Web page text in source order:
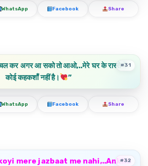
WhatsApp Facebook Share
चल कर अगर आ सको तो आओ,..मेरे घर के रास्ते में
कोई कहकशाँ नहीं है।
”
#31
WhatsApp Facebook Share
mere jazbaat me nahi,..Ankho
#32